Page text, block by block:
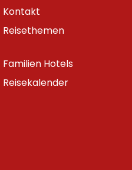
Kontakt
Reisethemen
Familien Hotels
Reisekalender